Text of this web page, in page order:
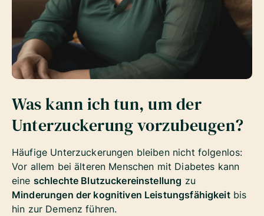
Was kann ich tun, um der
Unterzuckerung vorzubeugen?
Häufige Unterzuckerungen bleiben nicht folgenlos:
Vor allem bei älteren Menschen mit Diabetes kann
eine schlechte Blutzuckereinstellung zu
Minderungen der kognitiven Leistungsfähigkeitbis
hin zur Demenz führen.